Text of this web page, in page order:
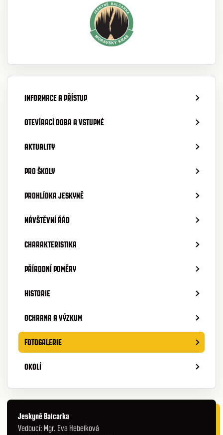
INFORMACE A PŘÍSTUP
OTEVÍRACÍ DOBA A VSTUPNÉ
AKTUALITY
PRO ŠKOLY
PROHLÍDKA JESKYNĚ
NÁVŠTĚVNÍ ŘÁD
CHARAKTERISTIKA
PŘÍRODNÍ POMĚRY
HISTORIE
OCHRANA A VÝZKUM
FOTOGALERIE
OKOLÍ
Jeskyně Balcarka
Vedoucí: Mgr. Eva Hebelková